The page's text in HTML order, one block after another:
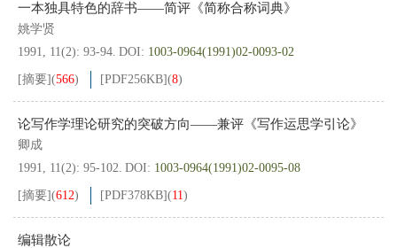
一本独具特色的辞书——简评《简称合称词典》
姚学贤
1991, 11(2): 93-94. DOI: 1003-0964(1991)02-0093-02
[摘要](566) [PDF256KB](8)
论写作学理论研究的突破方向——兼评《写作运思学引论》
卿成
1991, 11(2): 95-102. DOI: 1003-0964(1991)02-0095-08
[摘要](612) [PDF378KB](11)
编辑散论